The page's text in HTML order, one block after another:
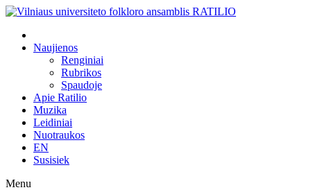
Naujienos
Renginiai
Rubrikos
Spaudoje
Apie Ratilio
Muzika
Leidiniai
Nuotraukos
EN
Susisiek
Menu